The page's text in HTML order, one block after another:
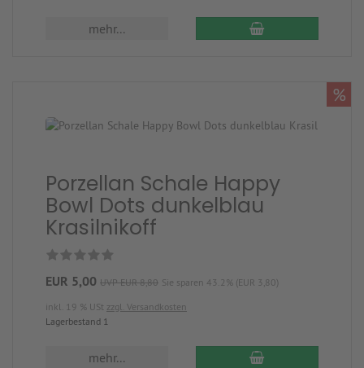
mehr...
Porzellan Schale Happy
Bowl Dots dunkelblau
Krasilnikoff
EUR 5,00 UVP EUR 8,80 Sie sparen 43.2% (EUR 3,80)
inkl. 19 % USt zzgl. Versandkosten
Lagerbestand 1
mehr...
%